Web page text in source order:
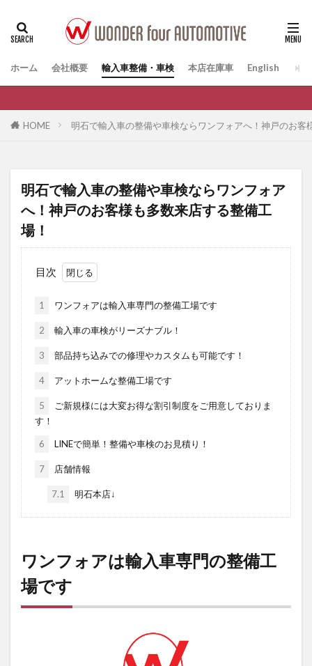
ホーム 会社概要 輸入車整備・車検 本店在庫車 English
HOME 明石で輸入車の整備や車検ならワンフォアへ！神戸のお客
明石で輸入車の整備や車検ならワンフォア
へ！神戸のお客様も多数来店する整備工
場！
目次
1 ワンフォアは輸入車専門の整備工場です
2 輸入車の車検がリーズナブル！
3 部品持ち込みでの修理やカスタムも可能です！
4 アットホームな整備工場です
5
ご新規様には大変お得な割引制度をご用意しておりま
す！
6 LINEで簡単！整備や車検のお見積り！
7 店舗情報
7.1 明石本店↓
ワンフォアは輸入車専門の整備工
場です